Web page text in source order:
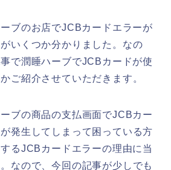
ブのお店でJCBカードエラーが
いくつか分かりました。なの
で潤睡ハーブでJCBカードが使
ご紹介させていただきます。
ブの商品の支払画面でJCBカー
発生してしまって困っている方
るJCBカードエラーの理由に当
なので、今回の記事が少しでも